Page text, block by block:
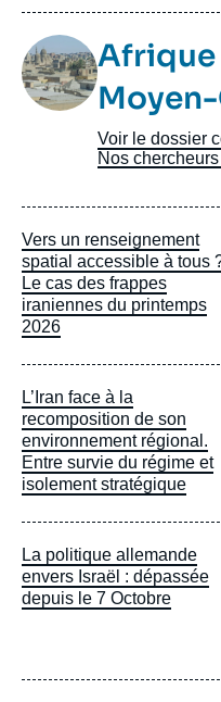
Image
TaxonomieAfrique
Voir le dossier
Nos
Vers un renseignement
spatial accessible à tous
Le cas des frappes
iraniennes du printemps
2026
L’Iran face à la
recomposition de son
environnement régional.
Entre survie du régime et
isolement stratégique
La politique allemande
envers Israël : dépassée
depuis le 7 Octobre